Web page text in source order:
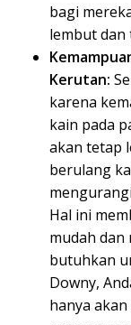
bagi
lembut dan
Kerutan:
karena
kain pada
akan tetap
berulang
Hal ini
mudah dan
butuhkan
Downy,
hanya